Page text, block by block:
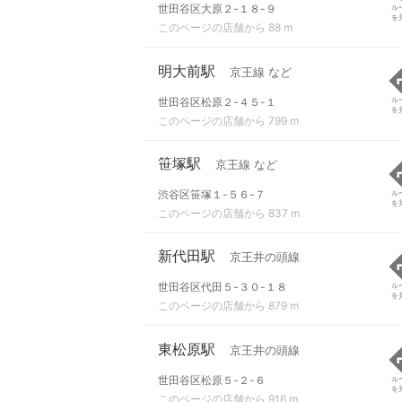
世田谷区大原２-１８-９
このページの店舗から 88 m
ル
を
明大前駅 京王線 など
世田谷区松原２-４５-１
このページの店舗から 799 m
ル
を
笹塚駅 京王線 など
渋谷区笹塚１-５６-７
このページの店舗から 837 m
ル
を
新代田駅 京王井の頭線
世田谷区代田５-３０-１８
このページの店舗から 879 m
ル
を
東松原駅 京王井の頭線
世田谷区松原５-２-６
このページの店舗から 916 m
ル
を